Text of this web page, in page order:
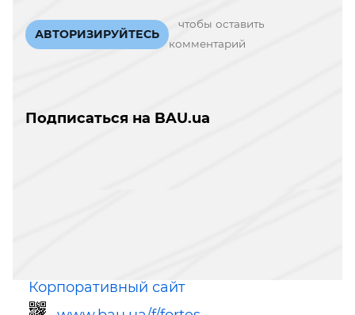
АВТОРИЗИРУЙТЕСЬ
чтобы оставить
комментарий
Подписаться на BAU.ua
Корпоративный сайт